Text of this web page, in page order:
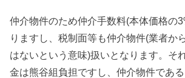
仲介物件のため仲介手数料(本体価格の
りますし、税制面等も仲介物件(業者か
はないという意味)扱いとなります。そ
金は熊谷組負担ですし、仲介物件であ